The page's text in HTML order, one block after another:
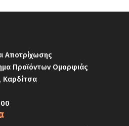
Αποτρίχωσης
Προϊόντων Ομορφιάς
Καρδίτσα